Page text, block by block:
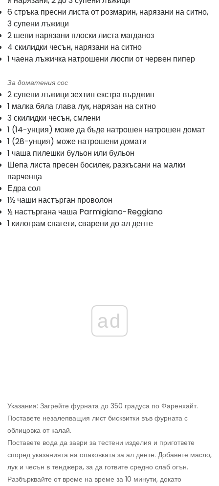
6 стръка пресни листа от розмарин, нарязани на ситно,
3 супени лъжици
2 шепи нарязани плоски листа магданоз
4 скилидки чесън, нарязани на ситно
1 чаена лъжичка натрошени люспи от червен пипер
За доматения сос
2 супени лъжици зехтин екстра върджин
1 малка бяла глава лук, нарязан на ситно
3 скилидки чесън, смлени
1 (14-унция) може да бъде натрошен натрошен домат
1 (28-унция) може натрошени домати
1 чаша пилешки бульон или бульон
Шепа листа пресен босилек, разкъсани на малки
парченца
Едра сол
1½ чаши настърган проволон
½ настъргана чаша Parmigiano-Reggiano
1 килограм спагети, сварени до ал денте
ad
Указания: Загрейте фурната до 350 градуса по Фаренхайт.
Поставете незалепващия лист бисквитки във фурната с
облицовка от калай.
Поставете вода да заври за тестени изделия и пригответе
според указанията на опаковката за ал денте. Добавете масло,
лук и чесън в тенджера, за да готвите средно слаб огън.
Разбърквайте от време на време за 10 минути, докато